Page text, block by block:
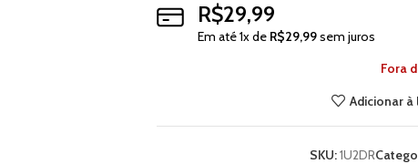
R$29,99
Em até1x de R$29,99sem juros
Fora
Adicionar à
SKU:1U2DR